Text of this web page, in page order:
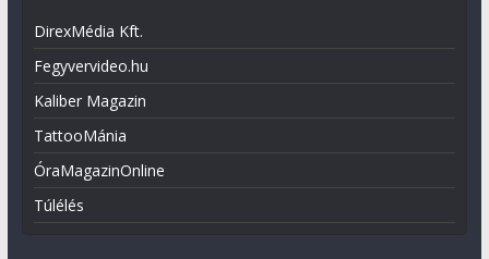
DirexMédia Kft.
Fegyvervideo.hu
Kaliber Magazin
TattooMánia
ÓraMagazinOnline
Túlélés